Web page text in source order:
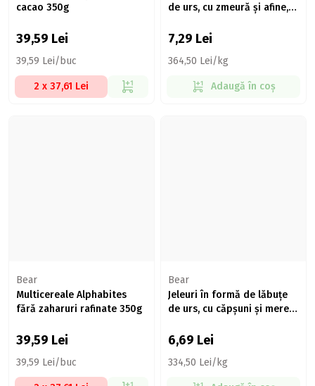
cacao 350g
39,59 Lei
39,59 Lei/buc
2 x 37,61 Lei
de urs, cu zmeură și afine,
7,29 Lei
364,50 Lei/kg
Adaugă în coș
Bear
Multicereale Alphabites
fără zaharuri rafinate 350g
39,59 Lei
39,59 Lei/buc
Bear
Jeleuri în formă de lăbuțe
de urs, cu căpșuni și mere,
6,69 Lei
334,50 Lei/kg